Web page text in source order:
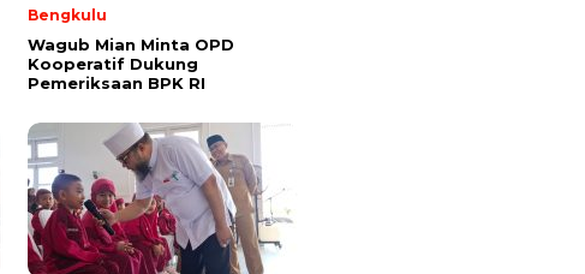
Bengkulu
Wagub Mian Minta OPD
Kooperatif Dukung
Pemeriksaan BPK RI